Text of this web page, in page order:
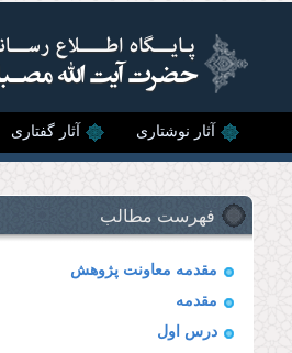
آثار نوشتاری آثار گفتاری
فهرست مطالب
مقدمه معاونت پژوهش
مقدمه
درس اول